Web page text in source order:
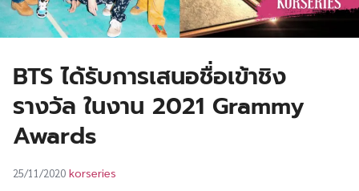
BTS ได้รับการเสนอชื่อเข้าชิง
รางวัล ในงาน 2021 Grammy
Awards
25/11/2020 korseries